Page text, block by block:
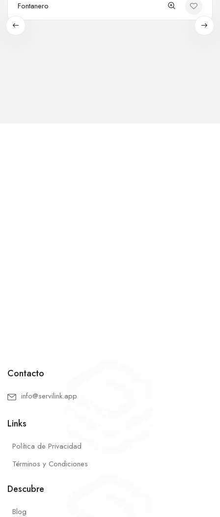
Fontanero
Contacto
info@servilink.app
Links
Política de Privacidad
Términos y Condiciones
Descubre
Blog